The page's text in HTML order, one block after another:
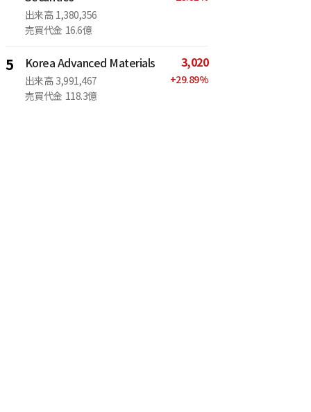
出来高 1,380,356
売買代金 16.6億
5 Korea Advanced Materials
出来高 3,991,467
売買代金 118.3億
3,020
+29.89%